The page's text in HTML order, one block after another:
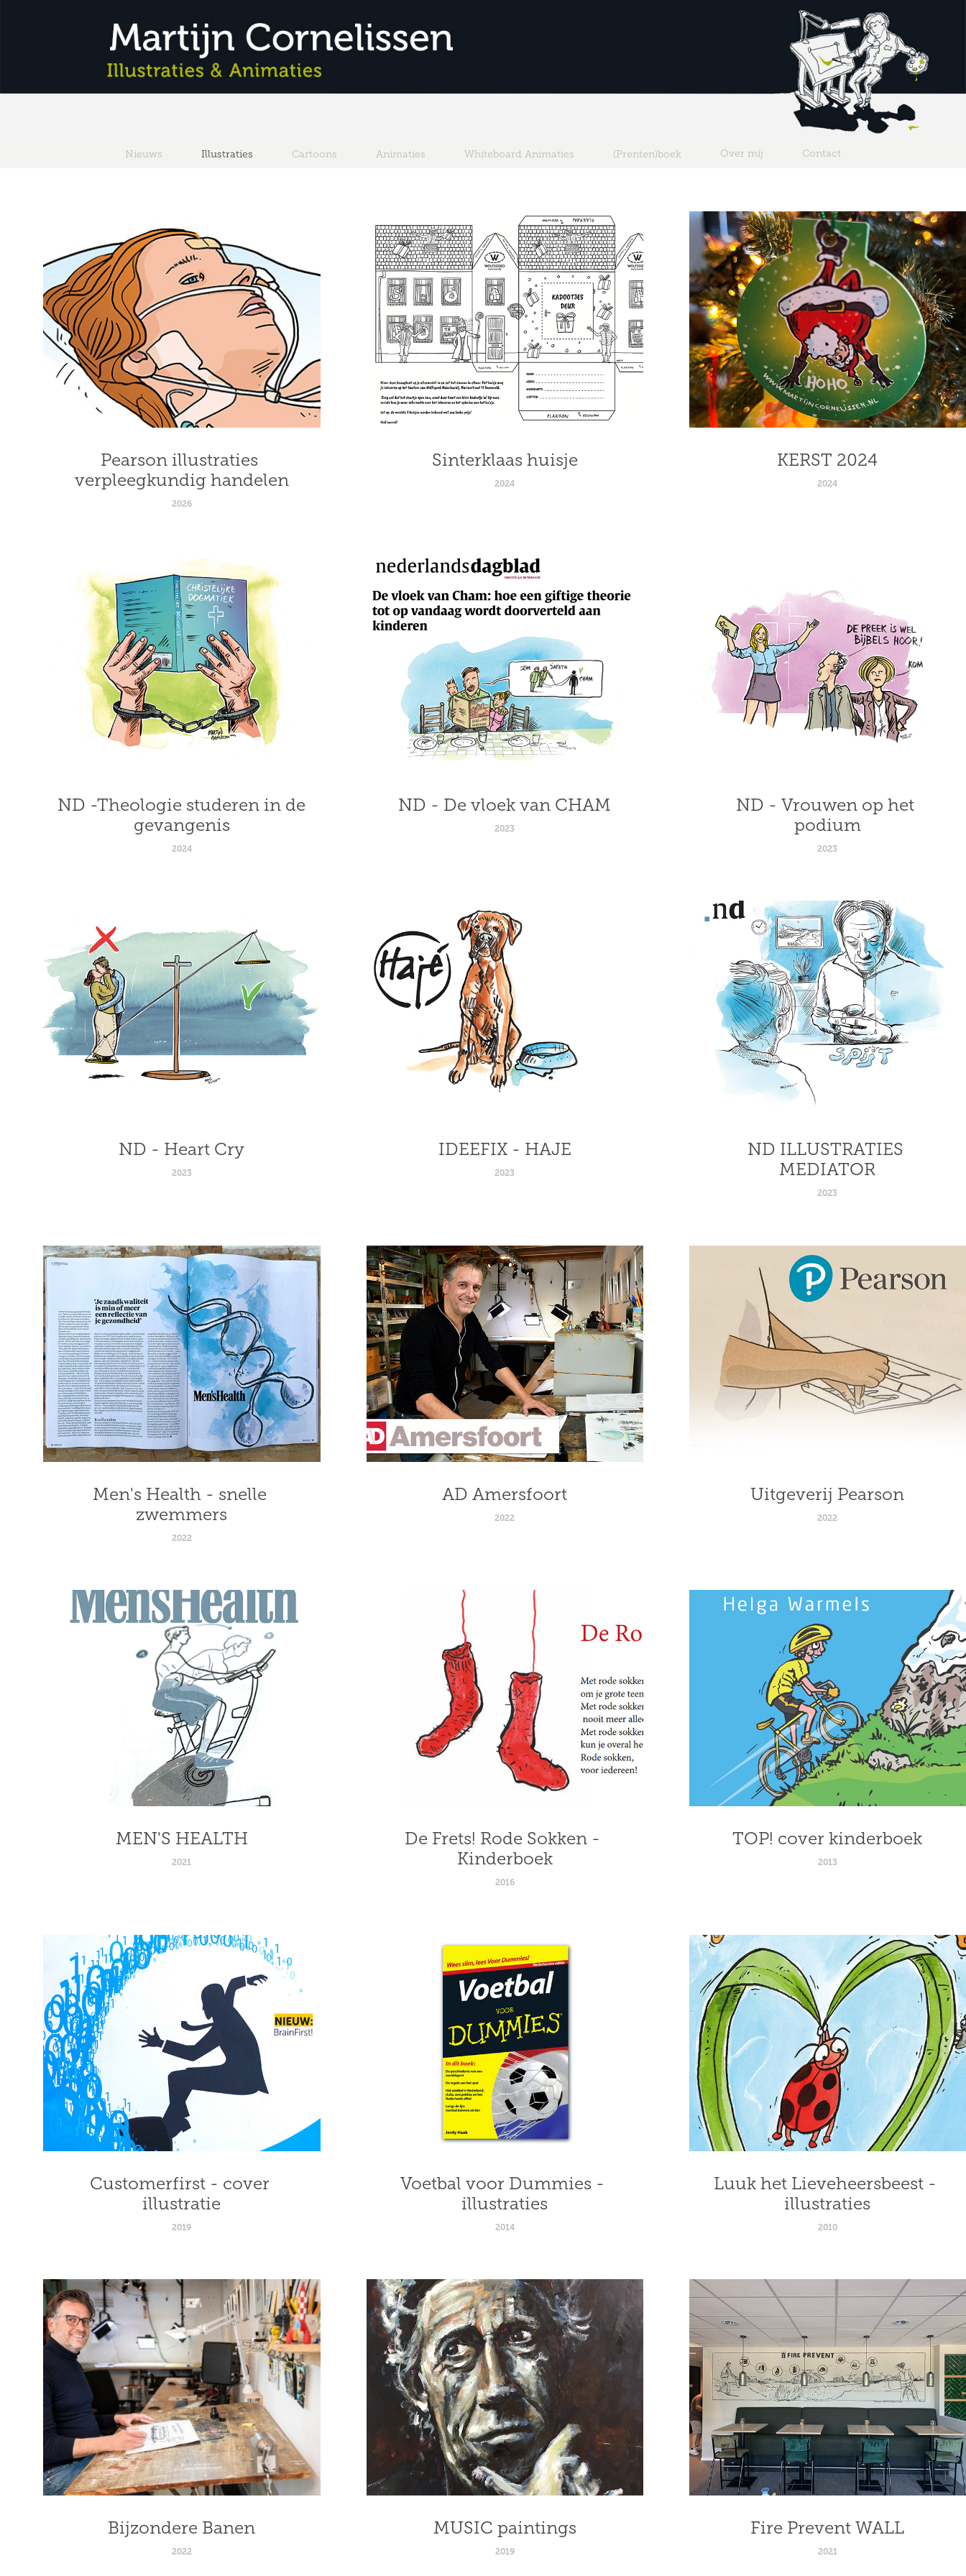
Nieuws Illustraties Cartoons Animaties Whiteboard Animaties (Prenten)boek Over mij Contact
Pearson illustraties
verpleegkundig handelen
2026
Sinterklaas huisje
2024
KERST 2024
2024
ND -Theologie studeren in de
gevangenis
2024
ND - De vloek van CHAM
2023
ND - Vrouwen op het
podium
2023
ND - Heart Cry
2023
IDEEFIX - HAJE
2023
ND ILLUSTRATIES
MEDIATOR
2023
Men's Health - snelle
zwemmers
2022
AD Amersfoort
2022
Uitgeverij Pearson
2022
MEN'S HEALTH
2021
De Frets! Rode Sokken -
Kinderboek
2016
TOP! cover kinderboek
2013
Customerfirst - cover
illustratie
2019
Voetbal voor Dummies -
illustraties
2014
Luuk het Lieveheersbeest -
illustraties
2010
Bijzondere Banen
2022
MUSIC paintings
2019
Fire Prevent WALL
2021